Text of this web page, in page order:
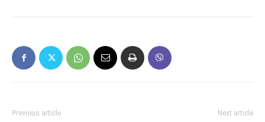
Previous article Next article